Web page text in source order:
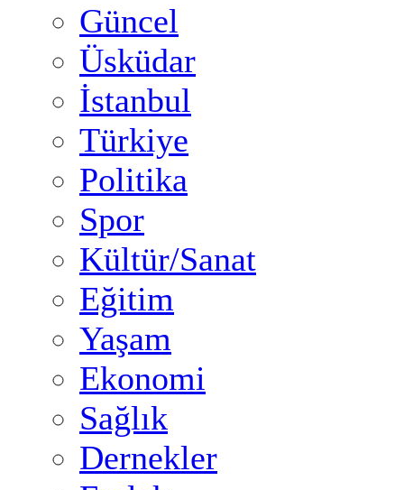
Güncel
Üsküdar
İstanbul
Türkiye
Politika
Spor
Kültür/Sanat
Eğitim
Yaşam
Ekonomi
Sağlık
Dernekler